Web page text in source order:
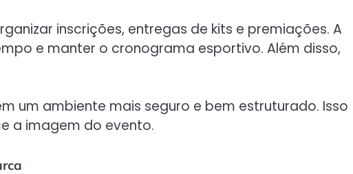
inscrições, entregas de kits e premiações. A
e manter o cronograma esportivo. Além disso,
um ambiente mais seguro e bem estruturado. Isso
a imagem do evento.